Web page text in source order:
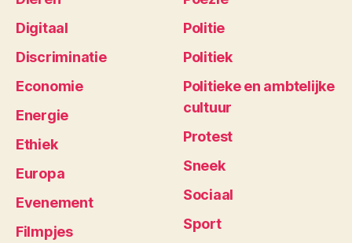
Digitaal
Discriminatie
Economie
Energie
Ethiek
Europa
Evenement
Filmpjes
Politie
Politiek
Politieke en ambtelijke
cultuur
Protest
Sneek
Sociaal
Sport